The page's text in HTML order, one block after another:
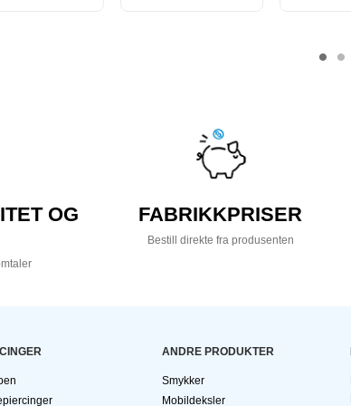
OG
FABRIKKPRISER
Bestill direkte fra produsenten
ANDRE PRODUKTER
Smykker
Mobildeksler